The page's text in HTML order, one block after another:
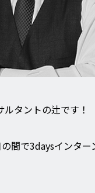
タントの辻です！
間で3daysインター